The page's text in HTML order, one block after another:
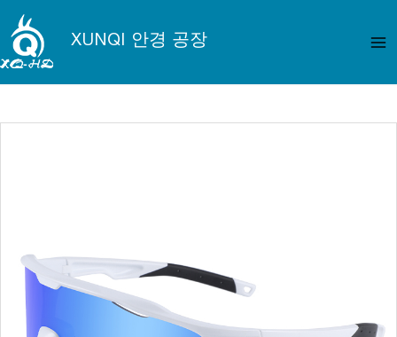
텐
츠
로
너
XUNQI 안경 공장
인
메
뉴